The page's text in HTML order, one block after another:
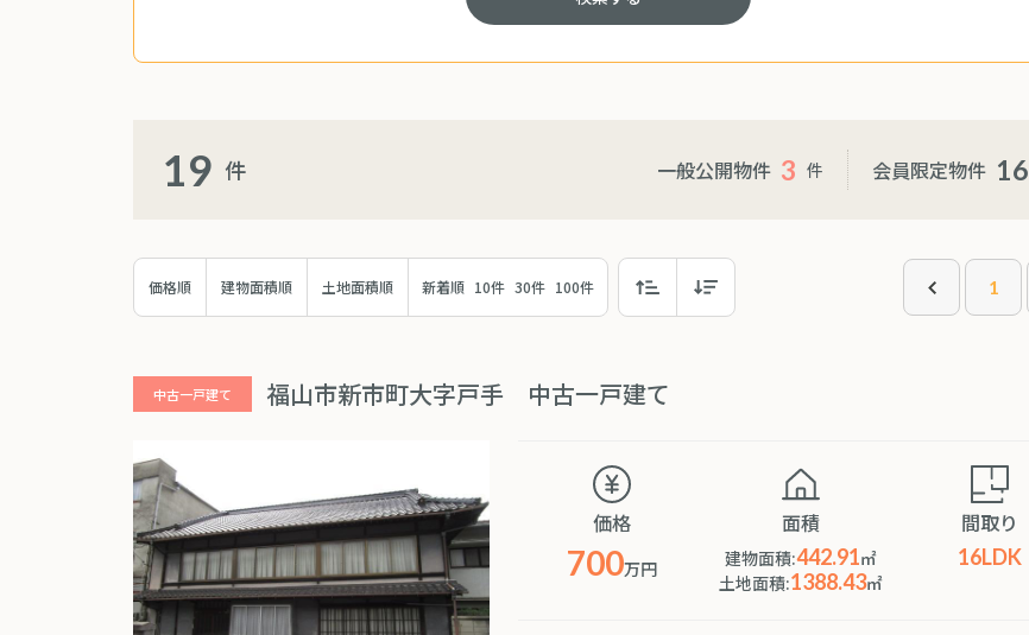
19 件 一般公開物件 3 件 会員限定物件 16
価格順 建物面積順 土地面積順 新着順 10件 30件 100件 1
中古一戸建て 福山市新市町大字戸手 中古一戸建て
価格
700万円
面積
建物面積:442.91㎡
土地面積:1388.43㎡
間取り
16LDK